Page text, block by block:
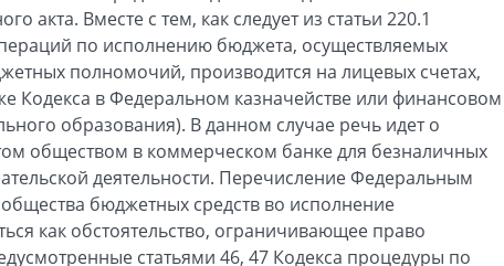
акта. Вместе с тем, как следует из статьи 220.1
по исполнению бюджета, осуществляемых
полномочий, производится на лицевых счетах,
Кодекса в Федеральном казначействе или финансовом
образования). В данном случае речь идет о
обществом в коммерческом банке для безналичных
деятельности. Перечисление Федеральным
бюджетных средств во исполнение
как обстоятельство, ограничивающее право
статьями 46, 47 Кодекса процедуры по